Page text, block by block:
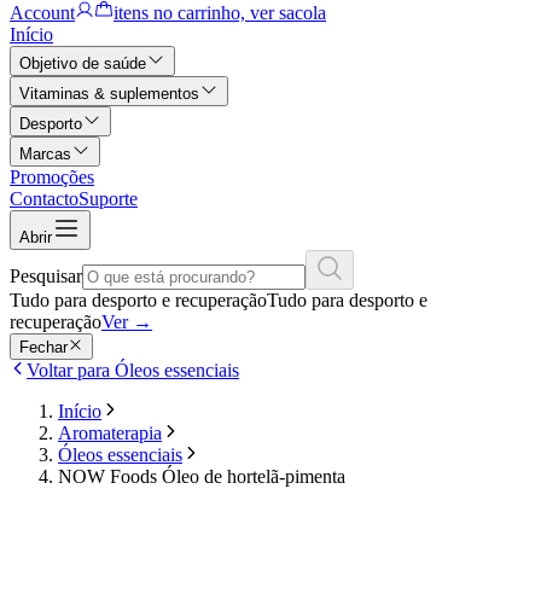
Account
itens no carrinho, ver sacola
Início
Objetivo de saúde
Vitaminas & suplementos
Desporto
Marcas
Promoções
ContactoSuporte
Abrir
Pesquisar
Tudo para desporto e recuperaçãoTudo para desporto e
recuperaçãoVer →
Fechar
Voltar para Óleos essenciais
Início
Aromaterapia
Óleos essenciais
NOW Foods Óleo de hortelã-pimenta